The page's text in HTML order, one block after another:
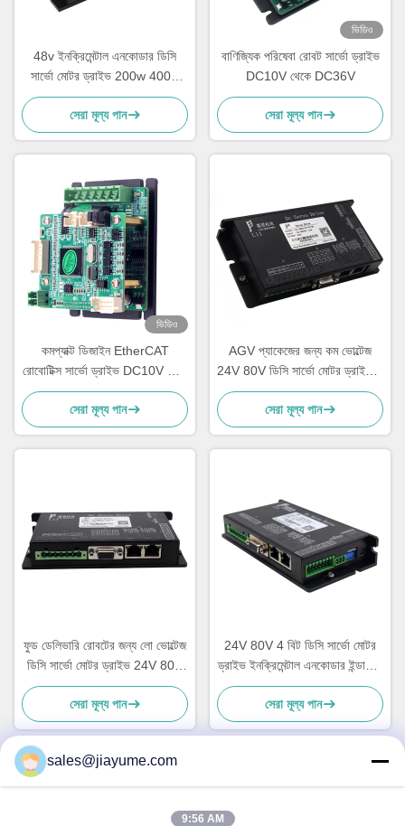
48v ইনক্রিমেন্টাল এনকোডার ডিসি
সার্ভো মোটর ড্রাইভ 200w 400w
750w 1000w
সেরা মূল্য পান
ভিডিও
বাণিজ্যিক পরিষেবা রোবট সার্ভো ড্রাইভ
DC10V থেকে DC36V
সেরা মূল্য পান
ভিডিও
কমপ্যাক্ট ডিজাইন EtherCAT
রোবোটিক্স সার্ভো ড্রাইভ DC10V থেকে
DC36V
সেরা মূল্য পান
AGV প্যাকেজের জন্য কম ভোল্টেজ
24V 80V ডিসি সার্ভো মোটর ড্রাইভ 4
বিট
সেরা মূল্য পান
ফুড ডেলিভারি রোবটের জন্য লো ভোল্টেজ
ডিসি সার্ভো মোটর ড্রাইভ 24V 80V
ডিসি এজিভি
সেরা মূল্য পান
24V 80V 4 বিট ডিসি সার্ভো মোটর
ড্রাইভ ইনক্রিমেন্টাল এনকোডার ইন্ডাস্ট্রি
রোবটের জন্য
সেরা মূল্য পান
sales@jiayume.com
9:56 AM